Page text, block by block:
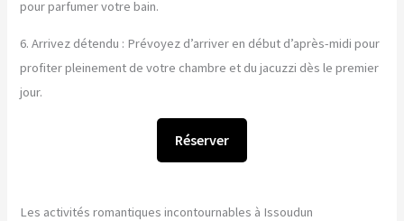
pour parfumer votre bain.
6. Arrivez détendu : Prévoyez d’arriver en début d’après-midi pour
profiter pleinement de votre chambre et du jacuzzi dès le premier
jour.
Réserver
Les activités romantiques incontournables à Issoudun